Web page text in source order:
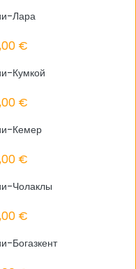
транспорта до центра
способов добраться
использование VIP
Анталии. Сделав
легко добраться до
транспорта до центра
курсирует между
каждые 30 минут.
трамвай с
между аэропортом
Лара
€
Кумкой
€
Кемер
€
Чолаклы
€
Богазкент